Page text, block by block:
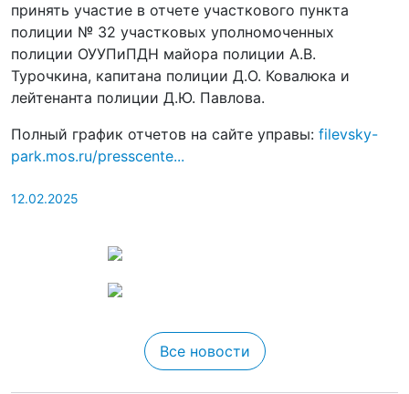
принять участие в отчете участкового пункта
полиции № 32 участковых уполномоченных
полиции ОУУПиПДН майора полиции А.В.
Турочкина, капитана полиции Д.О. Ковалюка и
лейтенанта полиции Д.Ю. Павлова.
Полный график отчетов на сайте управы: filevsky-
park.mos.ru/presscente...
12.02.2025
Все новости